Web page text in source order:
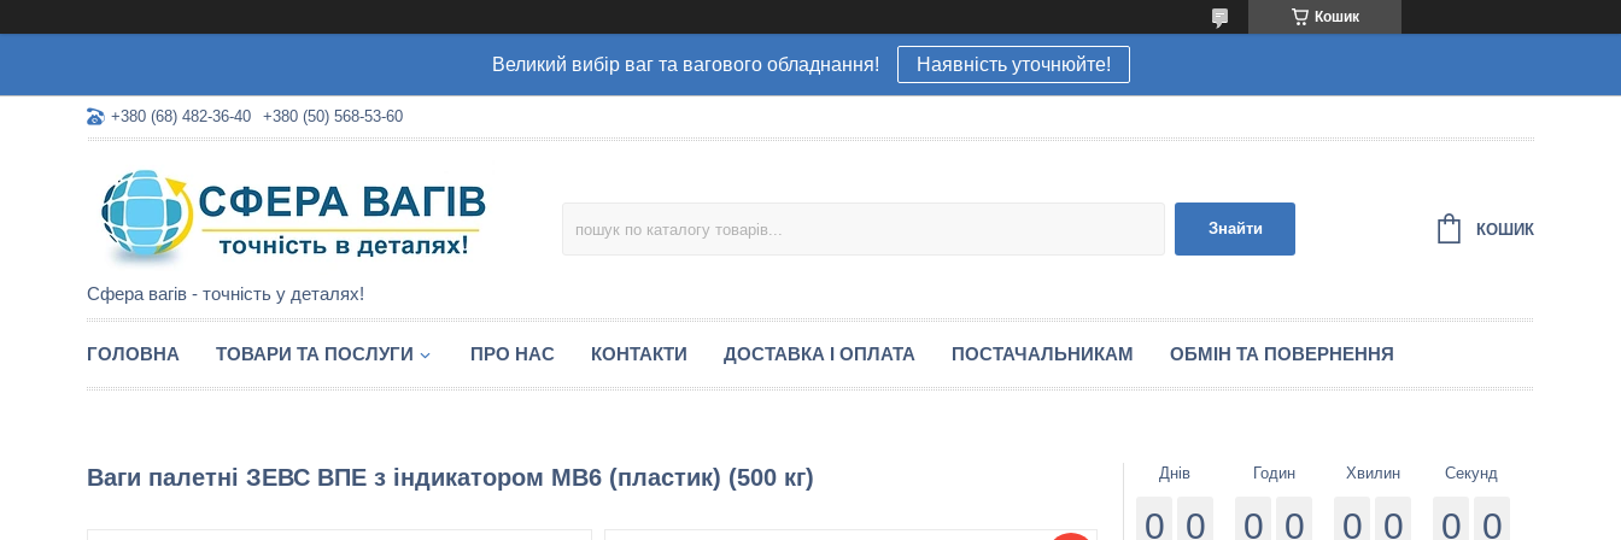
Кошик
Великий вибір ваг та вагового обладнання! Наявність уточнюйте!
+380 (68) 482-36-40 +380 (50) 568-53-60
Сфера вагів - точність у деталях!
Знайти КОШИК
ГОЛОВНА ТОВАРИ ТА ПОСЛУГИ ПРО НАС КОНТАКТИ ДОСТАВКА І ОПЛАТА ПОСТАЧАЛЬНИКАМ ОБМІН ТА ПОВЕРНЕННЯ
Ваги палетні ЗЕВС ВПЕ з індикатором МВ6 (пластик) (500 кг) Днів
0 0
Годин
0 0
Хвилин
0 0
Секунд
0 0